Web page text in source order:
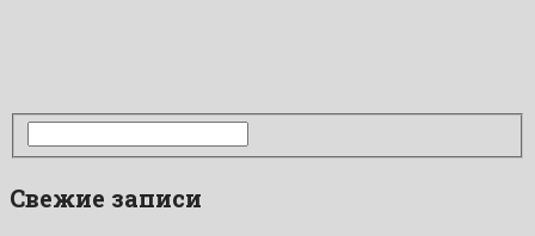
Свежие записи